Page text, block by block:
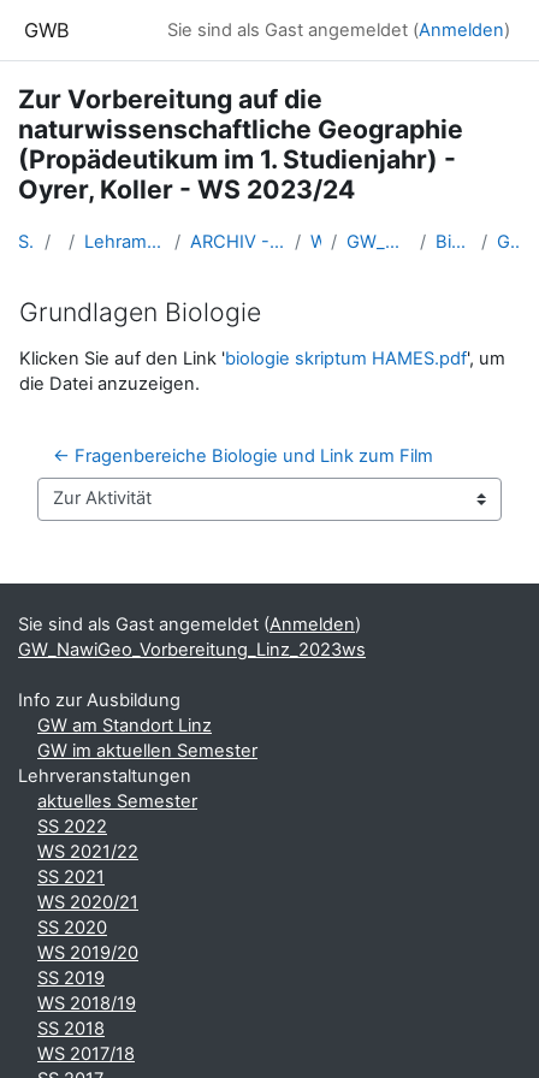
GWB Sie sind als Gast angemeldet (Anmelden)
Zur Vorbereitung auf die
naturwissenschaftliche Geographie
(Propädeutikum im 1. Studienjahr) -
Oyrer, Koller - WS 2023/24
Startseite Kurse Lehramtsausbildung GW im Cluster Österreich Mitte ARCHIV - Lehrveranstaltungen am Standort Linz - seit 2016 WS_2023/24 GW_NawiGeo_Vorbereitung_Linz_2023ws Biologie und Umweltkunde Grundlagen Biologie
Grundlagen Biologie
Abschlussbedingungen
Klicken Sie auf den Link 'biologie skriptum HAMES.pdf', um
die Datei anzuzeigen.
← Fragenbereiche Biologie und Link zum Film
Zur Aktivität
Ergänzungsblöcke
Sie sind als Gast angemeldet (Anmelden)
GW_NawiGeo_Vorbereitung_Linz_2023ws
Info zur Ausbildung
GW am Standort Linz
GW im aktuellen Semester
Lehrveranstaltungen
aktuelles Semester
SS 2022
WS 2021/22
SS 2021
WS 2020/21
SS 2020
WS 2019/20
SS 2019
WS 2018/19
SS 2018
WS 2017/18